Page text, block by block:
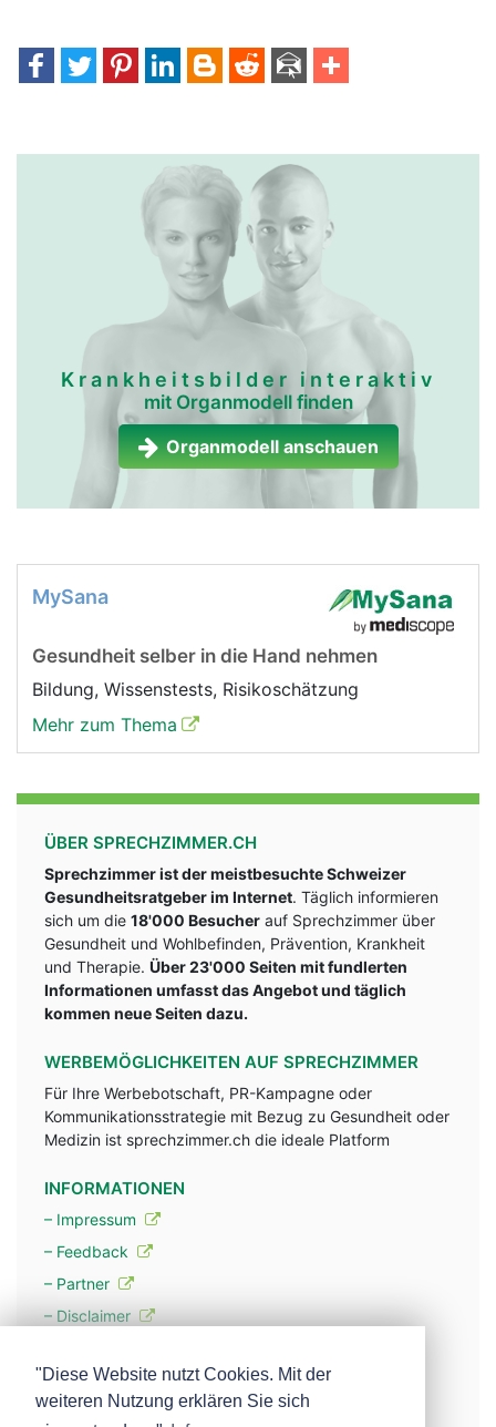
Krankheitsbilder interaktiv
mit Organmodell finden
Organmodell anschauen
MySana
Gesundheit selber in die Hand nehmen
Bildung, Wissenstests, Risikoschätzung
Mehr zum Thema
ÜBER SPRECHZIMMER.CH
Sprechzimmer ist der meistbesuchte Schweizer
Gesundheitsratgeber im Internet. Täglich informieren
sich um die 18'000 Besucher auf Sprechzimmer über
Gesundheit und Wohlbefinden, Prävention, Krankheit
und Therapie. Über 23'000 Seiten mit fundlerten
Informationen umfasst das Angebot und täglich
kommen neue Seiten dazu.
WERBEMÖGLICHKEITEN AUF SPRECHZIMMER
Für Ihre Werbebotschaft, PR-Kampagne oder
Kommunikationsstrategie mit Bezug zu Gesundheit oder
Medizin ist sprechzimmer.ch die ideale Platform
INFORMATIONEN
– Impressum
– Feedback
– Partner
– Disclaimer
– Werbung
"Diese Website nutzt Cookies. Mit der
weiteren Nutzung erklären Sie sich